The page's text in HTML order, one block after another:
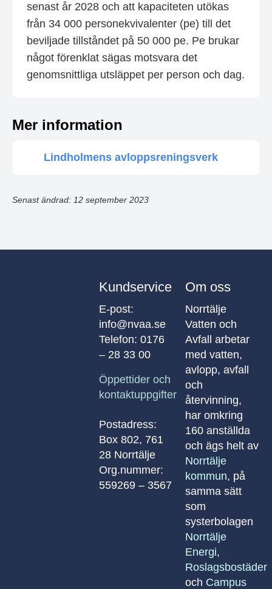
senast år 2028 och att kapaciteten utökas
från 34 000 personekvivalenter (pe) till det
beviljade tillståndet på 50 000 pe. Pe brukar
något förenklat sägas motsvara det
genomsnittliga utsläppet per person och dag.
Mer information
Lindholmens avloppsreningsverk
Senast ändrad: 12 september 2023
Kundservice
E-post:
info@nvaa.se
Telefon: 0176
– 28 33 00
Öppettider och
kontaktuppgifter
Postadress:
Box 802, 761
28 Norrtälje
Org.nummer:
559269 – 3567
Om oss
Norrtälje
Vatten och
Avfall arbetar
med vatten,
avlopp, avfall
och
återvinning,
har omkring
160 anställda
och ägs helt av
Norrtälje
kommun, på
samma sätt
som
systerbolagen
Norrtälje
Energi,
Roslagsbostäder
och Campus